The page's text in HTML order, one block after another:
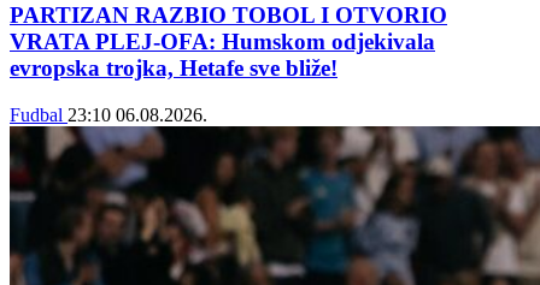
PARTIZAN RAZBIO TOBOL I OTVORIO
VRATA PLEJ-OFA: Humskom odjekivala
evropska trojka, Hetafe sve bliže!
Fudbal 23:10 06.08.2026.